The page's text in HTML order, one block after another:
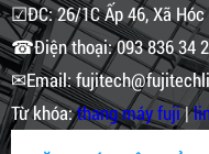
☑ĐC: 26/1C Ấp 46, Xã Hóc
☎Điện thoại: 093 836 34
✉Email:
Từ khóa:thang máy fuji|